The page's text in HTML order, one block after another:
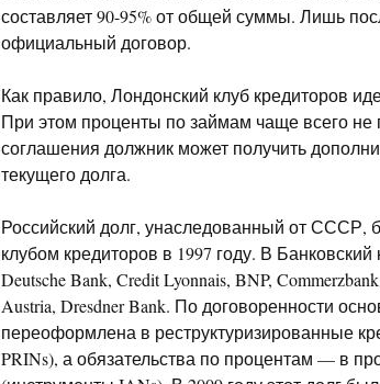
составляет 90-95% от общей суммы. Лишь
официальный договор.
Как правило, Лондонский клуб кредиторов
При этом проценты по займам чаще всего не
соглашения должник может получить
текущего долга.
Российский долг, унаследованный от СССР,
клубом кредиторов в 1997 году. В
Deutsche Bank, Credit Lyonnais, BNP,
Austria, Dresdner Bank. По договоренности
переоформлена в реструктуризированные
PRINs), а обязательства по процентам — в